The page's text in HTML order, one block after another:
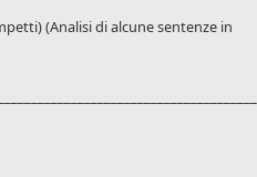
(Analisi di alcune sentenze in